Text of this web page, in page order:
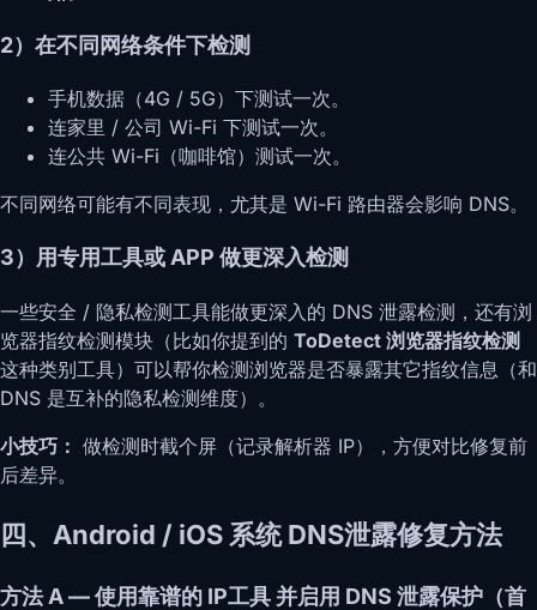
2）在不同网络条件下检测
手机数据（4G / 5G）下测试一次。
连家里 / 公司 Wi-Fi 下测试一次。
连公共 Wi-Fi（咖啡馆）测试一次。
不同网络可能有不同表现，尤其是 Wi-Fi 路由器会影响 DNS。
3）用专用工具或 APP 做更深入检测
一些安全 / 隐私检测工具能做更深入的 DNS 泄露检测，还有浏
览器指纹检测模块（比如你提到的 ToDetect 浏览器指纹检测
这种类别工具）可以帮你检测浏览器是否暴露其它指纹信息（和
DNS 是互补的隐私检测维度）。
小技巧： 做检测时截个屏（记录解析器 IP），方便对比修复前
后差异。
四、Android / iOS 系统 DNS泄露修复方法
方法 A — 使用靠谱的 IP工具 并启用 DNS 泄露保护（首